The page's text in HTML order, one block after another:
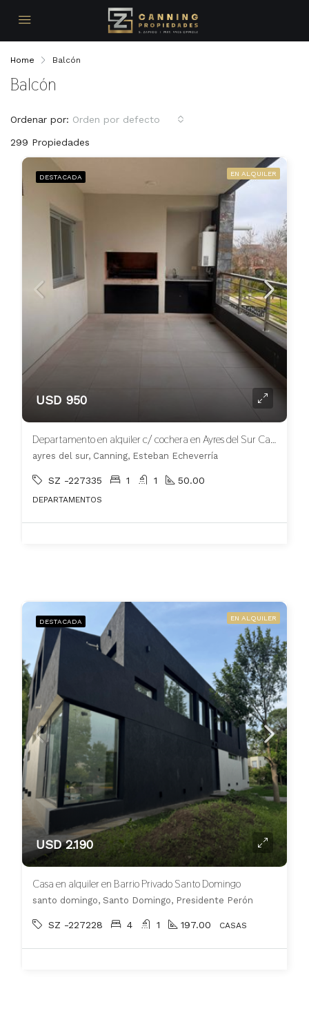
Home Balcón
Balcón
299 Propiedades
Ordenar por: Orden por defecto
DESTACADA EN ALQUILER
USD 950
Departamento en alquiler c/ cochera en Ayres del Sur Canning
ayres del sur, Canning, Esteban Echeverría
SZ -227335 1 1 50.00
DEPARTAMENTOS
DESTACADA EN ALQUILER
USD 2.190
Casa en alquiler en Barrio Privado Santo Domingo
santo domingo, Santo Domingo, Presidente Perón
SZ -227228 4 1 197.00 CASAS